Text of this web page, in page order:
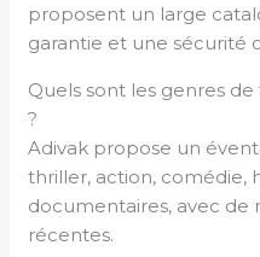
proposent un large
garantie et une sécurité
Quels sont les genres
?
Adivak propose un
thriller, action, comédie,
documentaires, avec de
récentes.